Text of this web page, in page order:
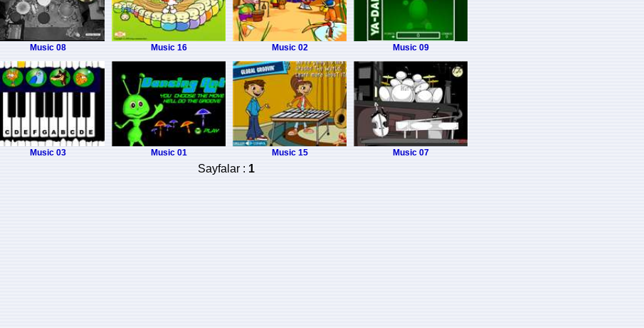
Music 08 Music 16 Music 02 Music 09
Music 03 Music 01 Music 15 Music 07
Sayfalar :1